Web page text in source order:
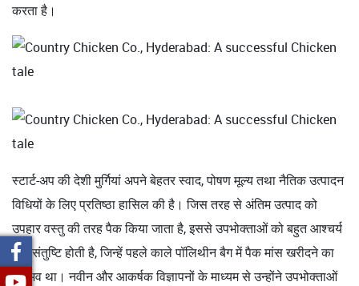
करता है।
स्टार्ट-अप की देशी मुर्गियां अपने बेहतर स्वाद, पोषण मूल्य तथा नैतिक उत्पादन
विधियों के लिए प्रतिष्ठा हासिल की है। जिस तरह से अंतिम उत्पाद को
उपहार वस्तु की तरह पैक किया जाता है, इससे उपभोक्ताओं को बहुत आश्चर्य
और संतुष्टि होती है, जिन्हें पहले काले पॉलिथीन बैग में पैक मांस खरीदने का
अनुभव था। नवीन और आकर्षक विज्ञापनों के माध्यम से उन्होंने उपभोक्ताओं